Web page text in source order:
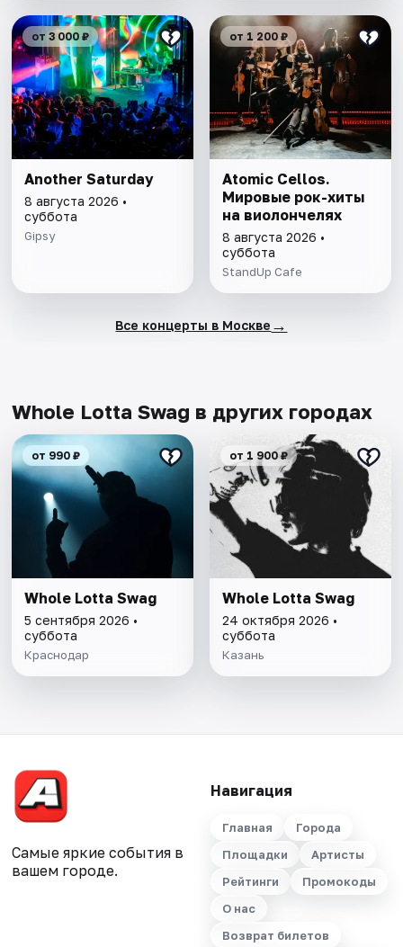
от 3 000 ₽
Another Saturday
8 августа 2026 •
суббота
Gipsy
от 1 200 ₽
Atomic Cellos.
Мировые рок-хиты
на виолончелях
8 августа 2026 •
суббота
StandUp Cafe
Все концерты в Москве →
Whole Lotta Swag в других городах
от 990 ₽
Whole Lotta Swag
5 сентября 2026 •
суббота
Краснодар
от 1 900 ₽
Whole Lotta Swag
24 октября 2026 •
суббота
Казань
Самые яркие события в
вашем городе.
Навигация
Главная
Города
Площадки
Артисты
Рейтинги
Промокоды
О нас
Возврат билетов